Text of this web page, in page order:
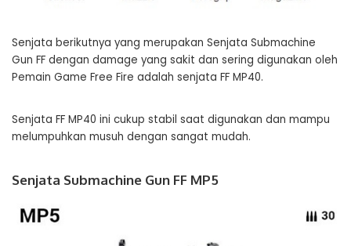
Senjata berikutnya yang merupakan Senjata Submachine
Gun FF dengan damage yang sakit dan sering digunakan oleh
Pemain Game Free Fire adalah senjata FF MP40.
Senjata FF MP40 ini cukup stabil saat digunakan dan mampu
melumpuhkan musuh dengan sangat mudah.
Senjata Submachine Gun FF MP5